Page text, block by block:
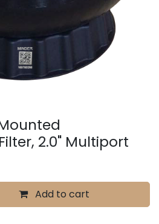
2.0" Multiport
Add to cart